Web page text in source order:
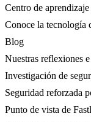
Centro de aprendizaje
Conoce la tecnología
Blog
Nuestras reflexiones
Investigación de
Seguridad reforzada
Punto de vista de